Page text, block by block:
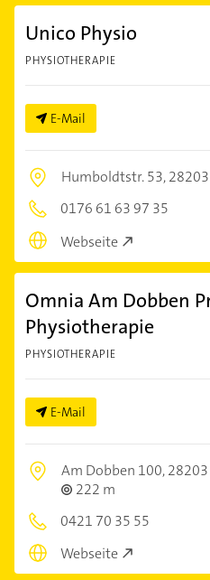
Unico Physio
PHYSIOTHERAPIE
E-Mail
Humboldtstr. 53,
0176 61 63 97 35
Webseite
Omnia Am Dobben
Physiotherapie
PHYSIOTHERAPIE
E-Mail
Am Dobben 100,
222 m
0421 70 35 55
Webseite